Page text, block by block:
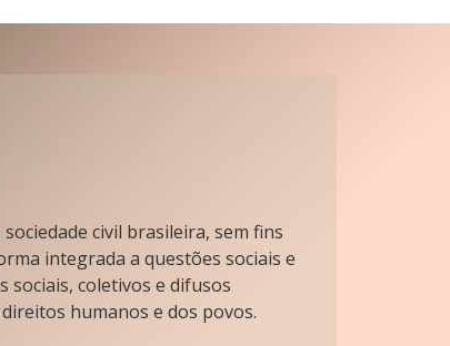
civil brasileira, sem fins
integrada a questões sociais e
sociais, coletivos e difusos
humanos e dos povos.